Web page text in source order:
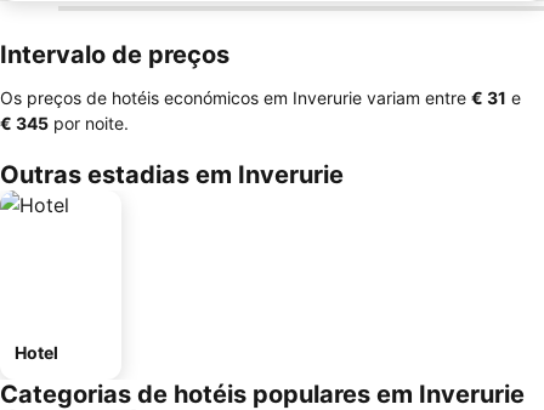
Intervalo de preços
Os preços de hotéis económicos em Inverurie variam entre ‎€ 31 e
‎€ 345 por noite.
Outras estadias em Inverurie
Hotel
Categorias de hotéis populares em Inverurie